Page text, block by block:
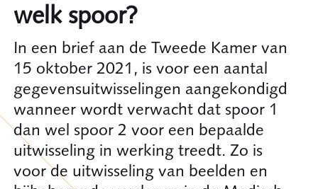
welk spoor?
In een brief aan de Tweede Kamer van
15 oktober 2021, is voor een aantal
gegevensuitwisselingen aangekondigd
wanneer wordt verwacht dat spoor 1
dan wel spoor 2 voor een bepaalde
uitwisseling in werking treedt. Zo is
voor de uitwisseling van beelden en